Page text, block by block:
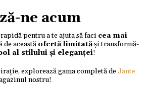
ne acum
pentru a te ajuta să faci cea mai
de această ofertă limitatăși transformă-
al stilului și eleganței!
explorează gama completă deJante
nostru!